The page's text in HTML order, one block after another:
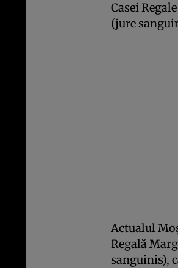
Casei
(jure
Actualul
Regală
sanguinis),